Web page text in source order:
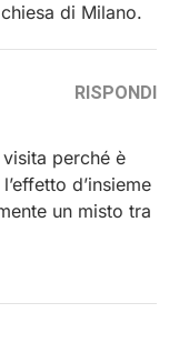
di Milano.
perché è
d’insieme
un misto tra
RISPONDI